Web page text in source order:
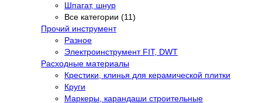
Шпагат, шнур
Все категории (11)
Прочий инструмент
Разное
Электроинструмент FIT, DWT
Расходные материалы
Крестики, клинья для керамической плитки
Круги
Маркеры, карандаши строительные